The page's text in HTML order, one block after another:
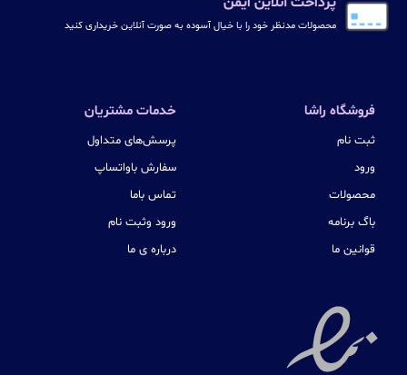
محصولات مدنظر خود را با خیال آسوده به صورت آنلاین خریداری کنید
فروشگاه راشا
ثبت نام
ورود
محصولات
باگ برنامه
قوانین ما
خدمات مشتریان
پرسش‌های متداول
سفارش باواتساپ
تماس باما
ورود وثبت نام
درباره ی ما